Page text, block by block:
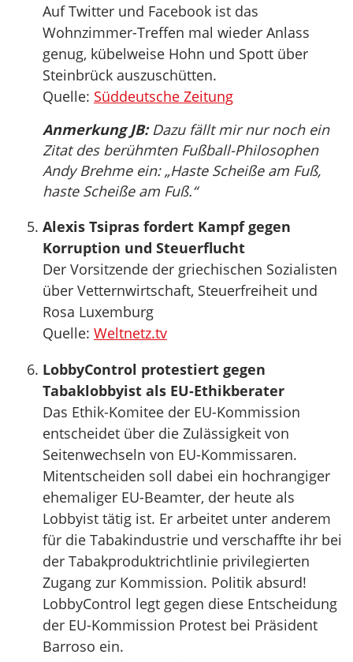
Auf Twitter und Facebook ist das
Wohnzimmer-Treffen mal wieder Anlass
genug, kübelweise Hohn und Spott über
Steinbrück auszuschütten.
Quelle: Süddeutsche Zeitung
Anmerkung JB:Dazu fällt mir nur noch ein
Zitat des berühmten Fußball-Philosophen
Andy Brehme ein: „Haste Scheiße am Fuß,
haste Scheiße am Fuß.“
Alexis Tsipras fordert Kampf gegen
Korruption und Steuerflucht
Der Vorsitzende der griechischen Sozialisten
über Vetternwirtschaft, Steuerfreiheit und
Rosa Luxemburg
Quelle: Weltnetz.tv
LobbyControl protestiert gegen
Tabaklobbyist als EU-Ethikberater
Das Ethik-Komitee der EU-Kommission
entscheidet über die Zulässigkeit von
Seitenwechseln von EU-Kommissaren.
Mitentscheiden soll dabei ein hochrangiger
ehemaliger EU-Beamter, der heute als
Lobbyist tätig ist. Er arbeitet unter anderem
für die Tabakindustrie und verschaffte ihr bei
der Tabakproduktrichtlinie privilegierten
Zugang zur Kommission. Politik absurd!
LobbyControl legt gegen diese Entscheidung
der EU-Kommission Protest bei Präsident
Barroso ein.